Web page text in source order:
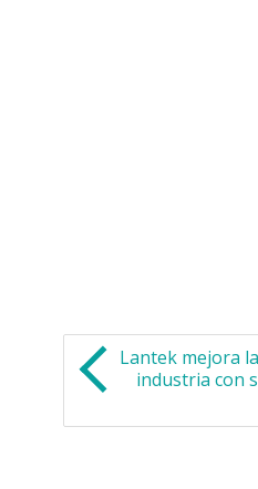
Lantek mejora
industria con